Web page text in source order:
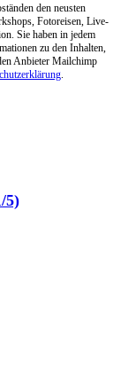
den neusten
Fotoreisen, Live-
Sie haben in jedem
zu den Inhalten,
Anbieter Mailchimp
5)